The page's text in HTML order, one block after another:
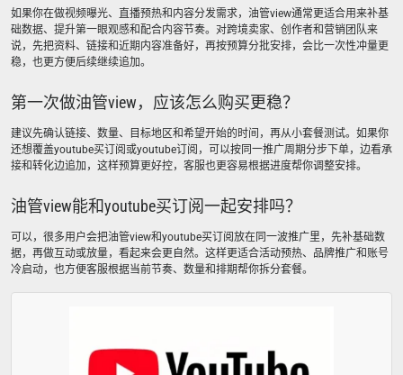
如果你在做视频曝光、直播预热和内容分发需求，油管view通常更适合用来补基
础数据、提升第一眼观感和配合内容节奏。对跨境卖家、创作者和营销团队来
说，先把资料、链接和近期内容准备好，再按预算分批安排，会比一次性冲量更
稳，也更方便后续继续追加。
第一次做油管view，应该怎么购买更稳？
建议先确认链接、数量、目标地区和希望开始的时间，再从小套餐测试。如果你
还想覆盖youtube买订阅或youtube订阅，可以按同一推广周期分步下单，边看承
接和转化边追加，这样预算更好控，客服也更容易根据进度帮你调整安排。
油管view能和youtube买订阅一起安排吗？
可以，很多用户会把油管view和youtube买订阅放在同一波推广里，先补基础数
据，再做互动或放量，看起来会更自然。这样更适合活动预热、品牌推广和账号
冷启动，也方便客服根据当前节奏、数量和排期帮你拆分套餐。